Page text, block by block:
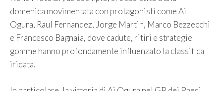
domenica movimentata con protagonisti come Ai
Ogura, Raul Fernandez, Jorge Martin, Marco Bezzecchi
e Francesco Bagnaia, dove cadute, ritiri e strategie
gomme hanno profondamente influenzato la classifica
iridata.